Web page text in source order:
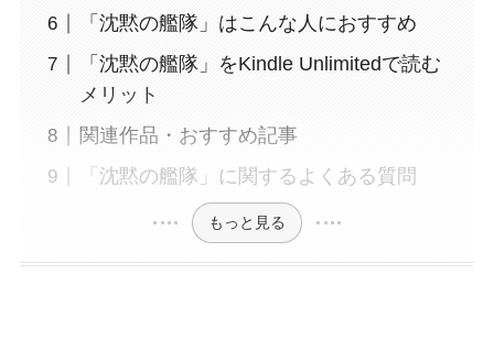
「沈黙の艦隊」はこんな人におすすめ
「沈黙の艦隊」をKindle Unlimitedで読む
メリット
関連作品・おすすめ記事
「沈黙の艦隊」に関するよくある質問
もっと見る